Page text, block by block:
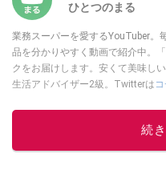
ひとつのまる
業務スーパーを愛するYouTuber。
品を分かりやすく動画で紹介中。
クをお届けします。安くて美味し
生活アドバイザー2級。Twitterは
続